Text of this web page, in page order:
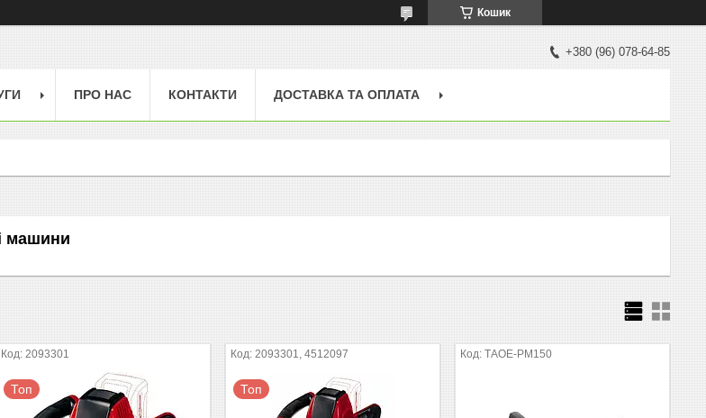
Кошик
+380 (96) 078-64-85
ПРО НАС КОНТАКТИ ДОСТАВКА ТА ОПЛАТА
машини
2093301
Топ
2093301, 4512097
Топ
ТАOE-PM150